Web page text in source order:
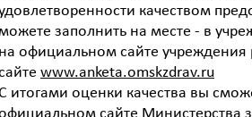
качеством
заполнить на месте - в
на официальном сайте учреждения
www.anketa.omskzdrav.ru
итогами оценки качества вы